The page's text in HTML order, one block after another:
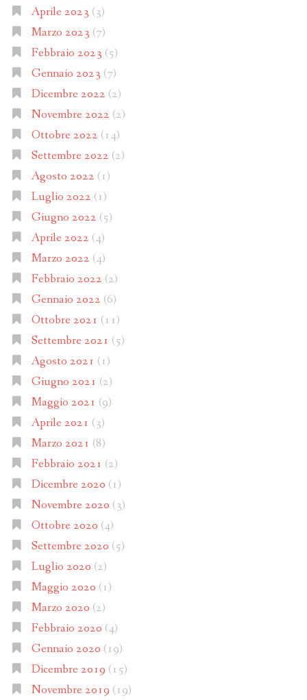
Aprile 2023 (3)
Marzo 2023 (7)
Febbraio 2023 (5)
Gennaio 2023 (7)
Dicembre 2022 (2)
Novembre 2022 (2)
Ottobre 2022 (14)
Settembre 2022 (2)
Agosto 2022 (1)
Luglio 2022 (1)
Giugno 2022 (5)
Aprile 2022 (4)
Marzo 2022 (4)
Febbraio 2022 (2)
Gennaio 2022 (6)
Ottobre 2021 (11)
Settembre 2021 (5)
Agosto 2021 (1)
Giugno 2021 (2)
Maggio 2021 (9)
Aprile 2021 (3)
Marzo 2021 (8)
Febbraio 2021 (2)
Dicembre 2020 (1)
Novembre 2020 (3)
Ottobre 2020 (4)
Settembre 2020 (5)
Luglio 2020 (2)
Maggio 2020 (1)
Marzo 2020 (2)
Febbraio 2020 (4)
Gennaio 2020 (19)
Dicembre 2019 (15)
Novembre 2019 (19)